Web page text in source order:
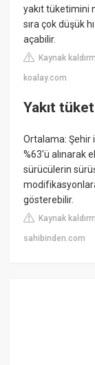
yakıt tüketimini
sıra çok düşük
açabilir.
Kaynak
koalay.com
Yakıt
Ortalama: Şehir
%63'ü alınarak
sürücülerin
gösterebilir.
Kaynak
sahibinden.com